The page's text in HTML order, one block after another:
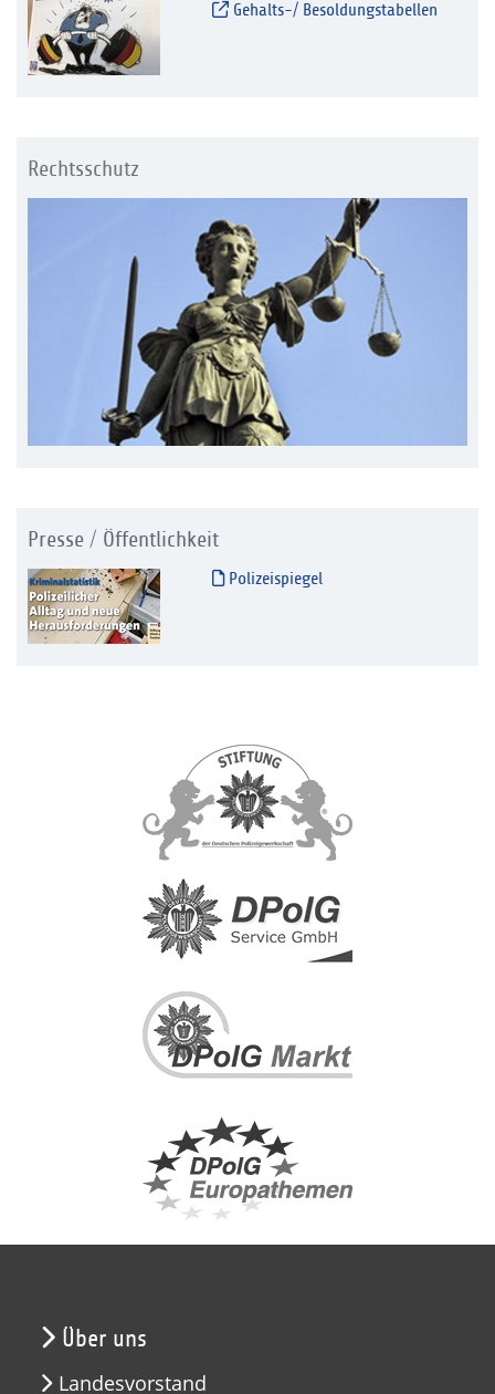
Gehalts-/ Besoldungstabellen
Rechtsschutz
Presse / Öffentlichkeit
Polizeispiegel
Über uns
Landesvorstand